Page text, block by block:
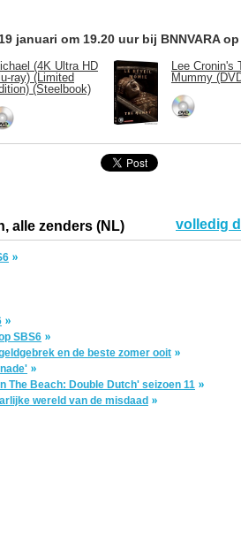
januari om 19.20 uur bij BNNVARA op
(4K Ultra HD
ray) (Limited
(Steelbook)
Lee Cronin's
Mummy
alle zenders (NL) volledig
SBS6
en de beste zomer ooit
The Beach: Double Dutch' seizoen 11
wereld van de misdaad